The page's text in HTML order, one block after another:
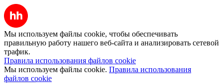
Мы используем файлы cookie, чтобы обеспечивать
правильную работу нашего веб-сайта и анализировать сетевой
трафик.
Правила использования файлов cookie
Мы используем файлы cookie. Правила использования
файлов cookie